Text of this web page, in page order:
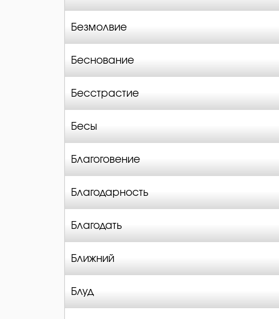
Безмолвие
Беснование
Бесстрастие
Бесы
Благоговение
Благодарность
Благодать
Ближний
Блуд